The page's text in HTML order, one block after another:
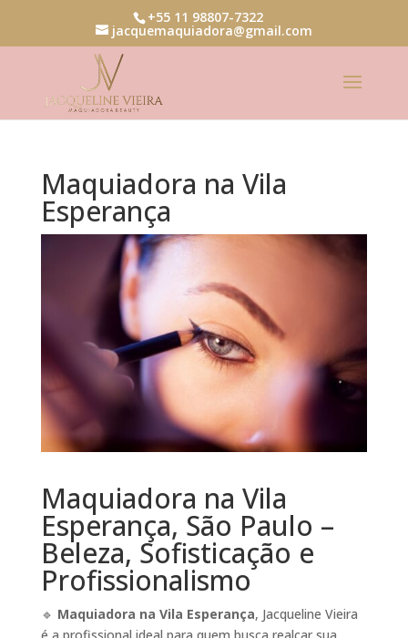
+55 11 98807-7322
jacquemaquiadora@gmail.com
Maquiadora na Vila
Esperança
Maquiadora na Vila
Esperança, São Paulo –
Beleza, Sofisticação e
Profissionalismo
🔹 Maquiadora na Vila Esperança, Jacqueline Vieira